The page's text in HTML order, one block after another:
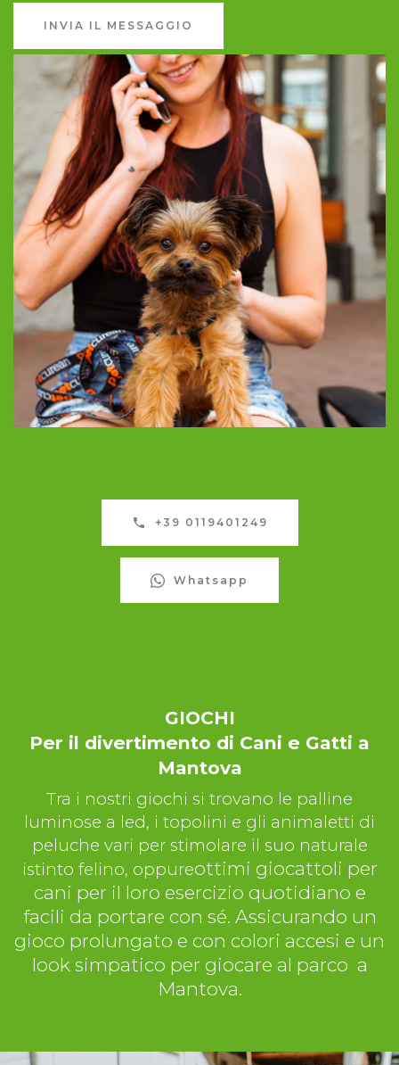
INVIA IL MESSAGGIO
+39 0119401249
Whatsapp
GIOCHI
Per il divertimento di Cani e Gatti a
Mantova
Tra i nostri giochi si trovano le palline
luminose a led, i topolini e gli animaletti di
peluche vari per stimolare il suo naturale
istinto felino, oppureottimi giocattoli per
cani per il loro esercizio quotidiano e
facili da portare con sé. Assicurando un
gioco prolungato e con colori accesi e un
look simpatico per giocare al parco a
Mantova.